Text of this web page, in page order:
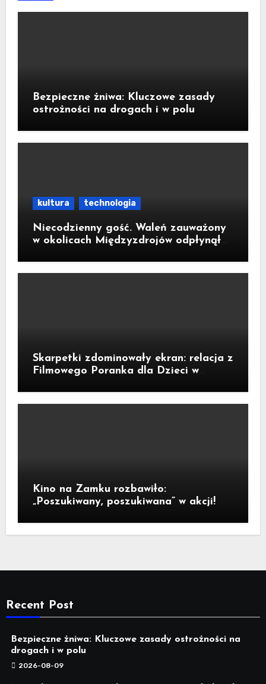
Bezpieczne żniwa: Kluczowe zasady
ostrożności na drogach i w polu
kultura technologia
Niecodzienny gość. Waleń zauważony
w okolicach Międzyzdrojów odpłynął
Skarpetki zdominowały ekran: relacja z
Filmowego Poranka dla Dzieci w
Kino na Zamku rozbawiło:
„Poszukiwany, poszukiwana” w akcji!
Recent Post
Bezpieczne żniwa: Kluczowe zasady ostrożności na
drogach i w polu
2026-08-09